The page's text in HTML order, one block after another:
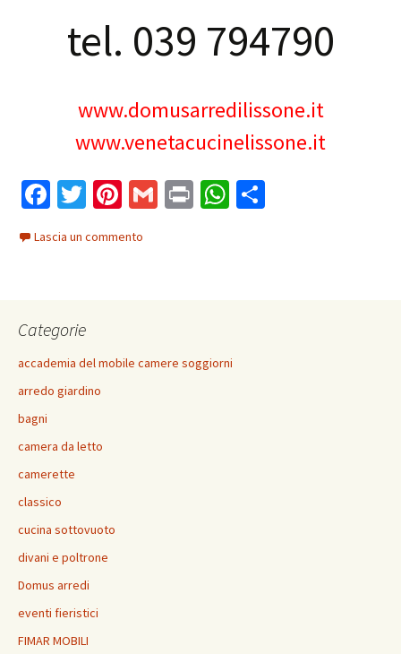
tel. 039 794790
www.domusarredilissone.it
www.venetacucinelissone.it
Fa
ce
b
k
T
tt
Pi
nt
er
G
Pr W
Lascia un commento
Categorie
accademia del mobile camere soggiorni
arredo giardino
bagni
camera da letto
camerette
classico
cucina sottovuoto
divani e poltrone
Domus arredi
eventi fieristici
FIMAR MOBILI